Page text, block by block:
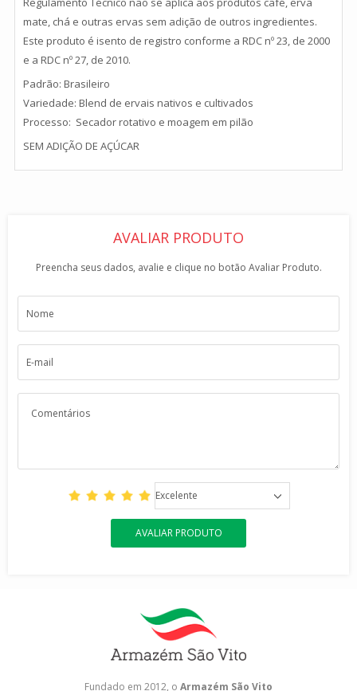
mate, chá e outras ervas sem adição de outros ingredientes.
Este produto é isento de registro conforme a RDC nº 23, de 2000
e a RDC nº 27, de 2010.
Padrão: Brasileiro
Variedade: Blend de ervais nativos e cultivados
Processo: Secador rotativo e moagem em pilão
SEM ADIÇÃO DE AÇÚCAR
AVALIAR PRODUTO
Preencha seus dados, avalie e clique no botão Avaliar Produto.
Excelente
AVALIAR PRODUTO
Fundado em 2012, o Armazém São Vito